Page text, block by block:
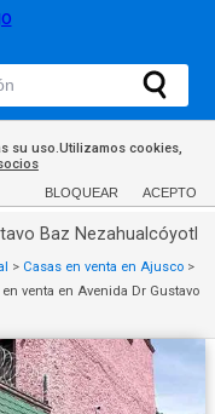
su uso.Utilizamos cookies,
BLOQUEAR ACEPTO
Baz Nezahualcóyotl
> Casas en venta en Ajusco >
en venta en Avenida Dr Gustavo